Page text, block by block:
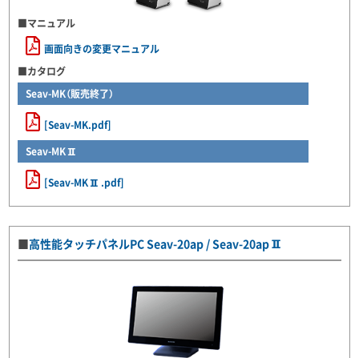
■マニュアル
画面向きの変更マニュアル
■カタログ
Seav-MK（販売終了）
[Seav-MK.pdf]
Seav-MKⅡ
[Seav-MKⅡ.pdf]
■高性能タッチパネルPC Seav-20ap / Seav-20apⅡ